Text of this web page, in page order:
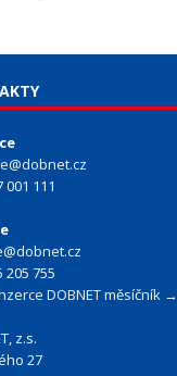
001 111
205 755
DOBNET měsíčník →
z.s.
27